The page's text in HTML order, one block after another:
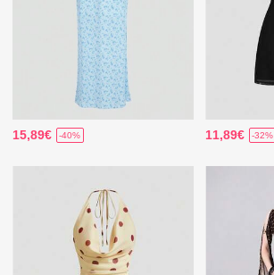
15,89€ -40% 11,89€ -32%